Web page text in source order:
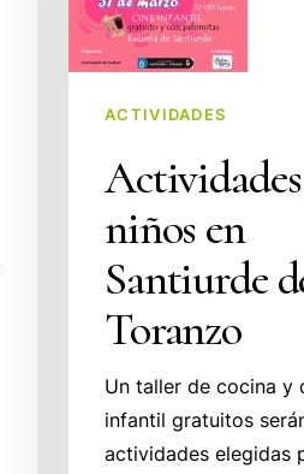
de
Toranzo
ACTIVIDADES
niños en
Santiurde
Toranzo
Un taller de cocina y
infantil gratuitos
actividades elegidas